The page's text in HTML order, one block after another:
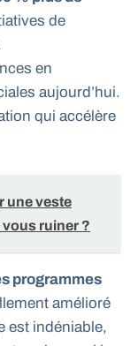
de
en
aujourd’hui.
qui accélère
une veste
ruiner ?
programmes
amélioré
est indéniable,